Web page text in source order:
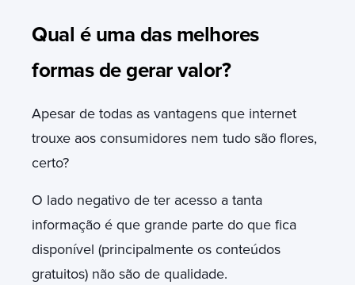
Qual é uma das melhores
formas de gerar valor?
Apesar de todas as vantagens que internet
trouxe aos consumidores nem tudo são flores,
certo?
O lado negativo de ter acesso a tanta
informação é que grande parte do que fica
disponível (principalmente os conteúdos
gratuitos) não são de qualidade.